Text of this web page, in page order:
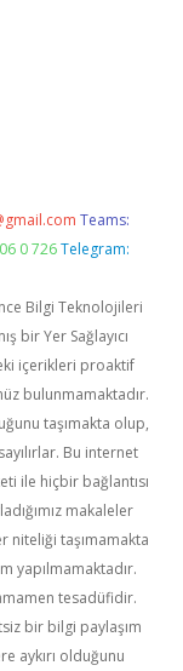
Teams:
0 726 Telegram:
Bilgi Teknolojileri
bir Yer Sağlayıcı
içerikleri proaktif
bulunmamaktadır.
taşımakta olup,
Bu internet
ile hiçbir bağlantısı
makaleler
niteliği taşımamakta
yapılmamaktadır.
tesadüfidir.
bir bilgi paylaşım
aykırı olduğunu